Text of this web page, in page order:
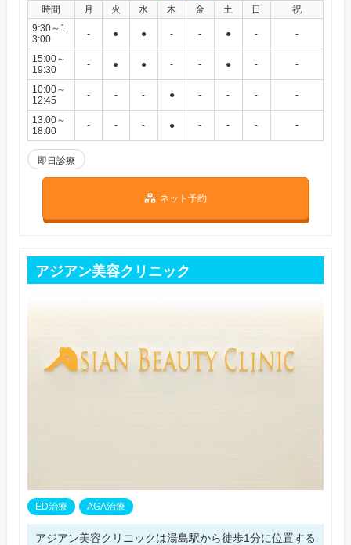
時間 月 火 水 木 金 土 日
祝
9:30～1
3:00
- ● ● - - ● - -
15:00～
19:30
- ● ● - - ● - -
10:00～
12:45
- - - ● - - - -
13:00～
18:00
- - - ● - - - -
即日診療
ネット予約
アジアン美容クリニック
ED治療 AGA治療
アジアン美容クリニックは湯島駅から徒歩1分に位置する